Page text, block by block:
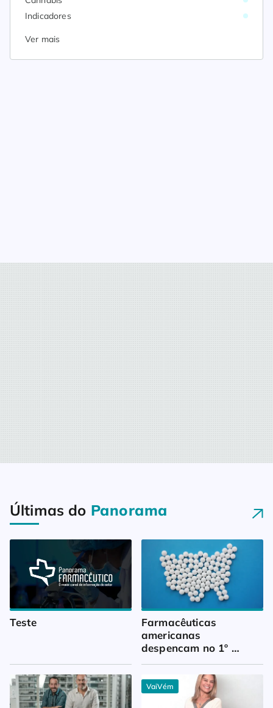
Indicadores
Ver mais
Últimas do Panorama
Teste
Farmacêuticas
americanas
despencam no 1º
VaiVém